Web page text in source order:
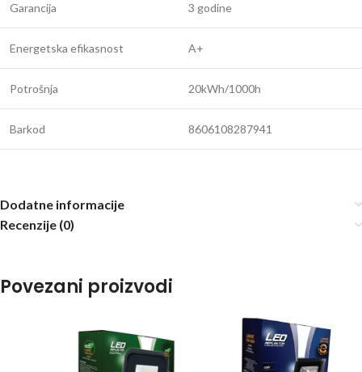
Garancija 3 godine
Energetska efikasnost A+
Potrošnja 20kWh/1000h
Barkod 8606108287941
Dodatne informacije
Recenzije (0)
Povezani proizvodi